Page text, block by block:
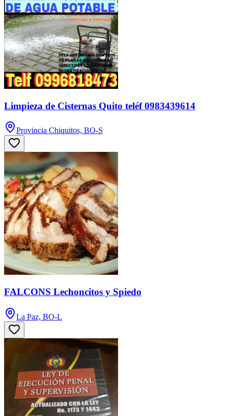
Limpieza de Cisternas Quito teléf 0983439614
Provincia Chiquitos, BO-S
FALCONS Lechoncitos y Spiedo
La Paz, BO-L